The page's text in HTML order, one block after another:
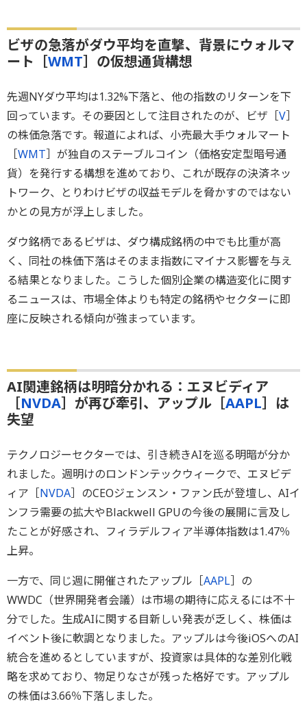
ビザの急落がダウ平均を直撃、背景にウォルマ
ート［WMT］の仮想通貨構想
先週NYダウ平均は1.32%下落と、他の指数のリターンを下
回っています。その要因として注目されたのが、ビザ［V］
の株価急落です。報道によれば、小売最大手ウォルマート
［WMT］が独自のステーブルコイン（価格安定型暗号通
貨）を発行する構想を進めており、これが既存の決済ネッ
トワーク、とりわけビザの収益モデルを脅かすのではない
かとの見方が浮上しました。
ダウ銘柄であるビザは、ダウ構成銘柄の中でも比重が高
く、同社の株価下落はそのまま指数にマイナス影響を与え
る結果となりました。こうした個別企業の構造変化に関す
るニュースは、市場全体よりも特定の銘柄やセクターに即
座に反映される傾向が強まっています。
AI関連銘柄は明暗分かれる：エヌビディア
［NVDA］が再び牽引、アップル［AAPL］は
失望
テクノロジーセクターでは、引き続きAIを巡る明暗が分か
れました。週明けのロンドンテックウィークで、エヌビデ
ィア［NVDA］のCEOジェンスン・ファン氏が登壇し、AIイ
ンフラ需要の拡大やBlackwell GPUの今後の展開に言及し
たことが好感され、フィラデルフィア半導体指数は1.47％
上昇。
一方で、同じ週に開催されたアップル［AAPL］の
WWDC（世界開発者会議）は市場の期待に応えるには不十
分でした。生成AIに関する目新しい発表が乏しく、株価は
イベント後に軟調となりました。アップルは今後iOSへのAI
統合を進めるとしていますが、投資家は具体的な差別化戦
略を求めており、物足りなさが残った格好です。アップル
の株価は3.66％下落しました。